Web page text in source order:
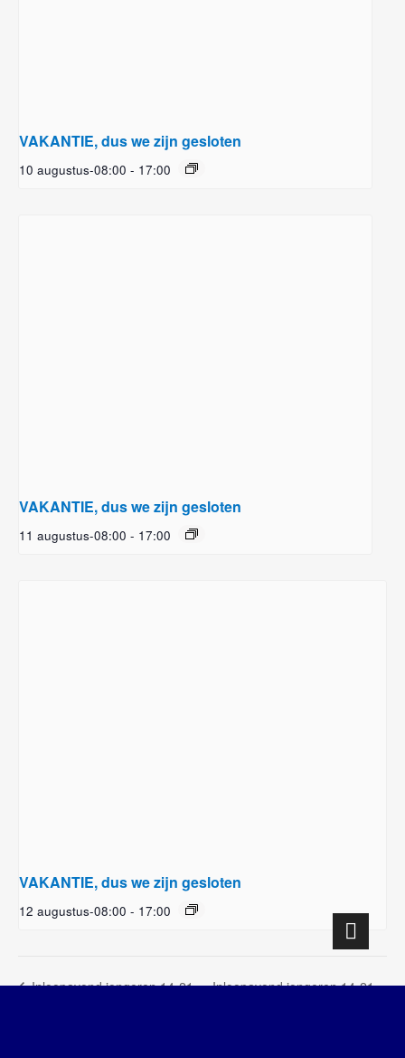
VAKANTIE, dus we zijn gesloten
10 augustus-08:00 - 17:00
VAKANTIE, dus we zijn gesloten
11 augustus-08:00 - 17:00
VAKANTIE, dus we zijn gesloten
12 augustus-08:00 - 17:00
Inloopavond jongeren 14-21
Inloopavond jongeren 14-21